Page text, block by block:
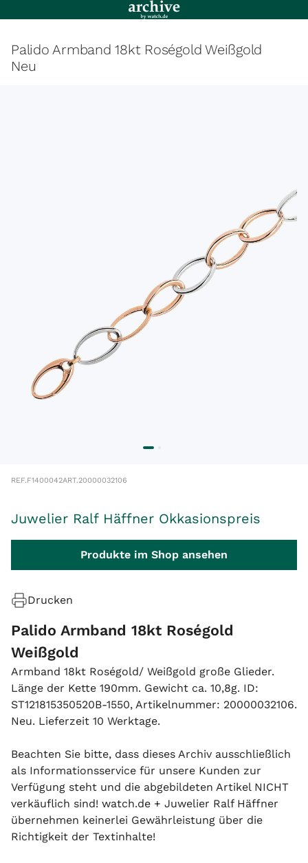
Palido Armband 18kt Roségold Weißgold
Neu
REF.F1400042ART.20000032106
Juwelier Ralf Häffner Okkasionspreis
Produkte im Shop ansehen
Drucken
Palido Armband 18kt Roségold
Weißgold
Armband 18kt Roségold/ Weißgold große Glieder.
Länge der Kette 190mm. Gewicht ca. 10,8g. ID:
ST121815350520B-1550, Artikelnummer: 20000032106.
Neu. Lieferzeit 10 Werktage.
Beachten Sie bitte, dass dieses Archiv ausschließlich
als Informationsservice für unsere Kunden zur
Verfügung steht und die abgebildeten Artikel NICHT
verkäuflich sind! watch.de + Juwelier Ralf Häffner
übernehmen keinerlei Gewährleistung über die
Richtigkeit der Textinhalte!